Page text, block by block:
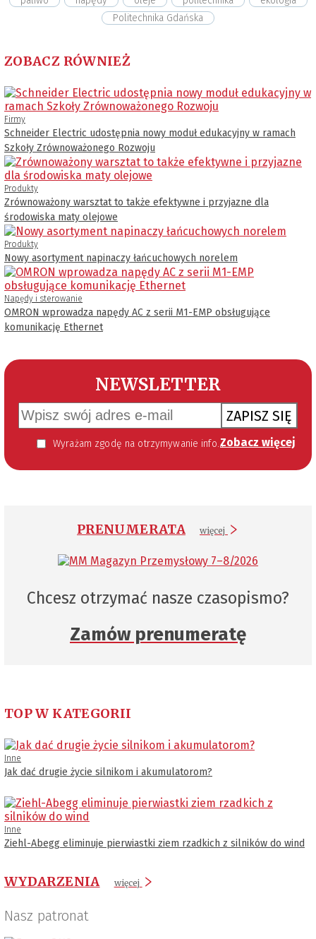
Politechnika Gdańska
ZOBACZ RÓWNIEŻ
Firmy
Schneider Electric udostępnia nowy moduł edukacyjny w ramach
Szkoły Zrównoważonego Rozwoju
Produkty
Zrównoważony warsztat to także efektywne i przyjazne dla
środowiska maty olejowe
Produkty
Nowy asortyment napinaczy łańcuchowych norelem
Napędy i sterowanie
OMRON wprowadza napędy AC z serii M1-EMP obsługujące
komunikację Ethernet
NEWSLETTER
ZAPISZ SIĘ
Wyrażam zgodę na otrzymywanie informacji handlowej kierowanej do mnie za pomocą środków komunikacji elektronicznej w szczególności poczty elektronicznej zgodnie z przepisem art. 10 ust 2 ustawy z dnia 18 lipca 2002 roku o świadczeniu usług drogą elektroniczną (Dz. U. 144 z 2002 r. poz. 1204). Zgoda jest dobrowolna, jednak jej wyrażenie jest konieczne, aby otrzymywać newsletter. Zobacz więcej
PRENUMERATA więcej
Chcesz otrzymać nasze czasopismo?
Zamów prenumeratę
TOP W KATEGORII
Inne
Jak dać drugie życie silnikom i akumulatorom?
Inne
Ziehl-Abegg eliminuje pierwiastki ziem rzadkich z silników do wind
WYDARZENIA więcej
Nasz patronat